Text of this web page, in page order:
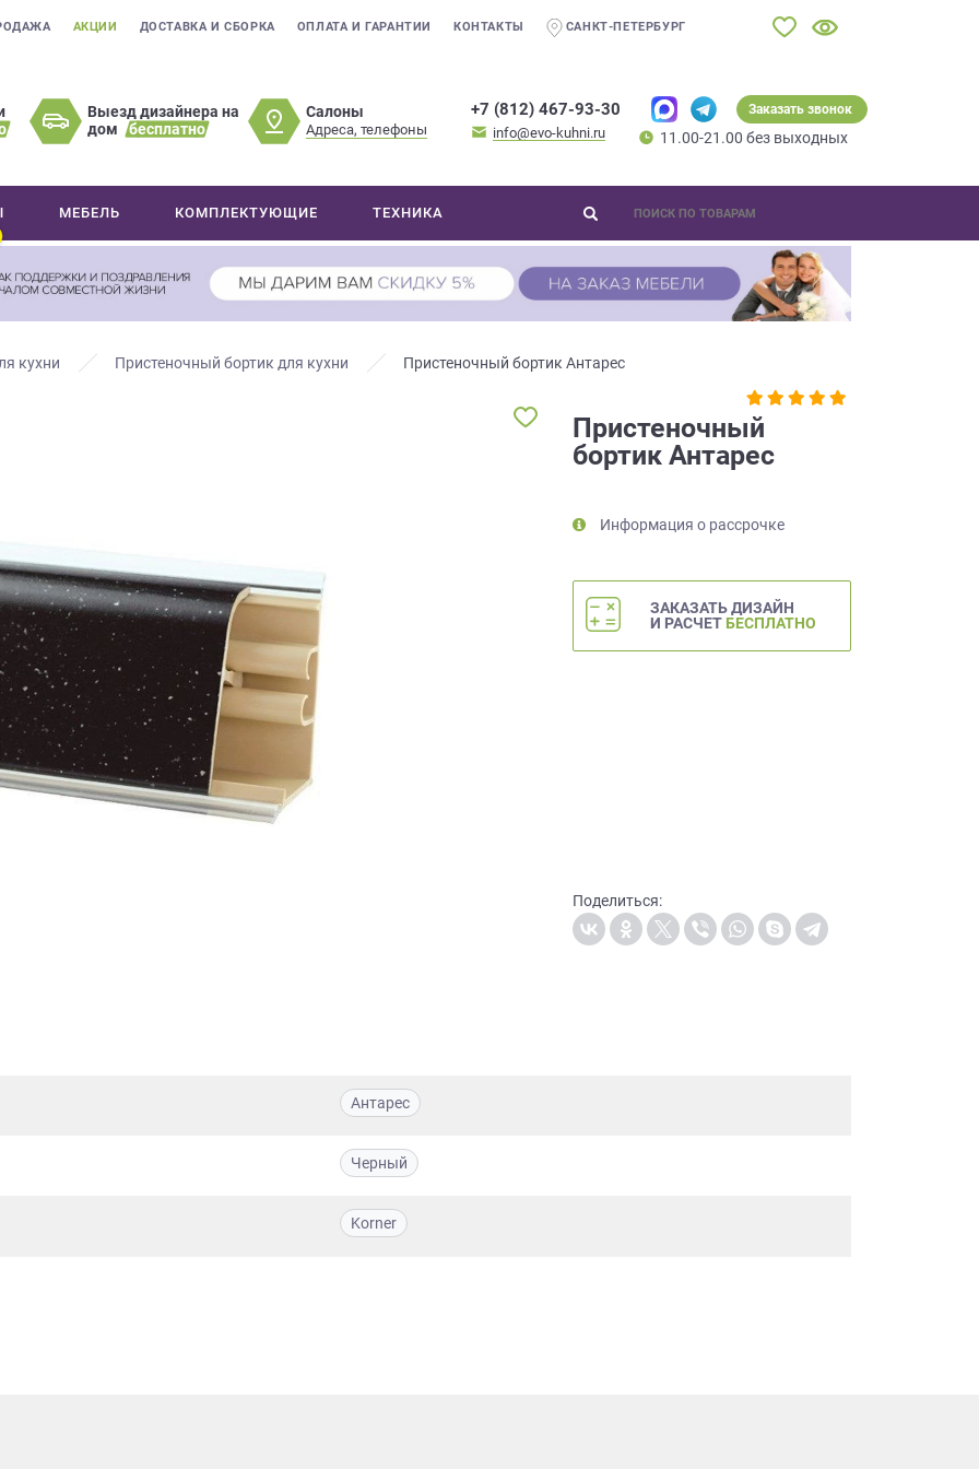
АКЦИИ ДОСТАВКА И СБОРКА ОПЛАТА И ГАРАНТИИ КОНТАКТЫ САНКТ-ПЕТЕРБУРГ
Выезд дизайнера на
дом
бесплатно
Салоны
Адреса, телефоны
+7 (812) 467-93-30
info@evo-kuhni.ru
Заказать звонок
11.00-21.00 без выходных
МЕБЕЛЬ КОМПЛЕКТУЮЩИЕ ТЕХНИКА
кухни Пристеночный бортик для кухни Пристеночный бортик Антарес
Пристеночный
бортик Антарес
Информация о рассрочке
ЗАКАЗАТЬ ДИЗАЙН
И РАСЧЕТ БЕСПЛАТНО
Поделиться:
Антарес
Черный
Korner